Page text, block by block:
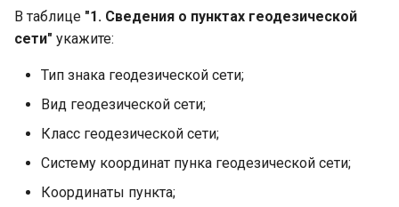
В таблице "1. Сведения о пунктах геодезической
сети" укажите:
Тип знака геодезической сети;
Вид геодезической сети;
Класс геодезической сети;
Систему координат пунка геодезической сети;
Координаты пункта;